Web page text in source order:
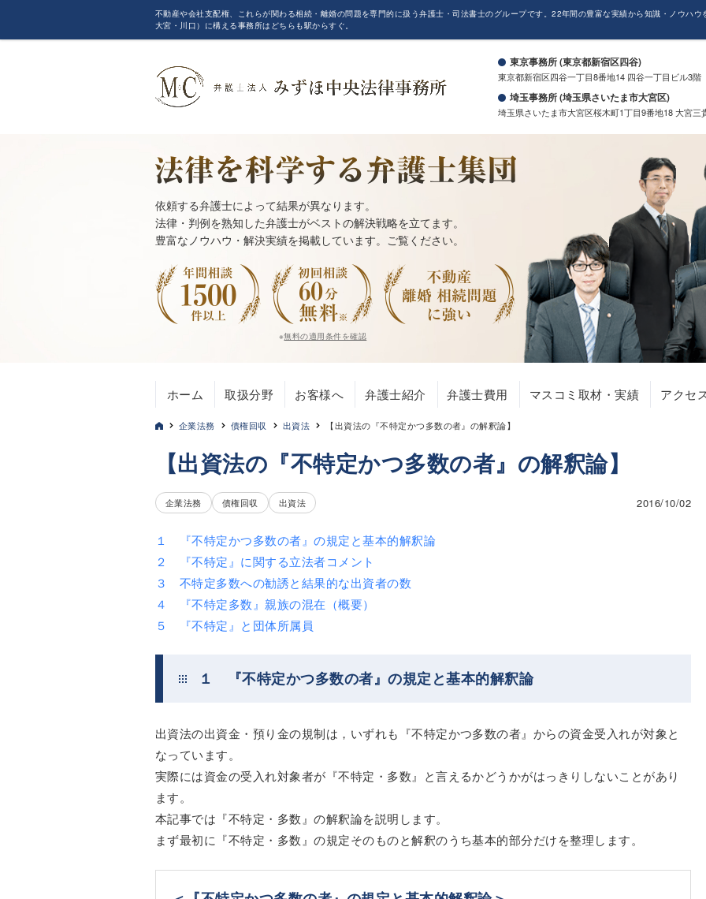
不動産や会社支配権、これらが関わる相続・離婚の問題を専門的に扱う弁護士・司法書士のグループです。22年間の豊富な実績から知識・ノウハ
大宮・川口）に構える事務所はどちらも駅からすぐ。
東京事務所 (東京都新宿区四谷)
東京都新宿区四谷一丁目8番地14 四谷一丁目ビル3階
埼玉事務所 (埼玉県さいたま市大宮区)
埼玉県さいたま市大宮区桜木町1丁目9番地18 大宮三
依頼する弁護士によって結果が異なります。
法律・判例を熟知した弁護士がベストの解決戦略を立てます。
豊富なノウハウ・解決実績を掲載しています。ご覧ください。
※無料の適用条件を確認
ホーム 取扱分野 お客様へ 弁護士紹介 弁護士費用 マスコミ取材・実績 アクセ
企業法務 債権回収 出資法 【出資法の『不特定かつ多数の者』の解釈論】
【出資法の『不特定かつ多数の者』の解釈論】
企業法務 債権回収 出資法 2016/10/02
１ 『不特定かつ多数の者』の規定と基本的解釈論
２ 『不特定』に関する立法者コメント
３ 不特定多数への勧誘と結果的な出資者の数
４ 『不特定多数』親族の混在（概要）
５ 『不特定』と団体所属員
１ 『不特定かつ多数の者』の規定と基本的解釈論
出資法の出資金・預り金の規制は，いずれも『不特定かつ多数の者』からの資金受入れが対象と
なっています。
実際には資金の受入れ対象者が『不特定・多数』と言えるかどうかがはっきりしないことがあり
ます。
本記事では『不特定・多数』の解釈論を説明します。
まず最初に『不特定・多数』の規定そのものと解釈のうち基本的部分だけを整理します。